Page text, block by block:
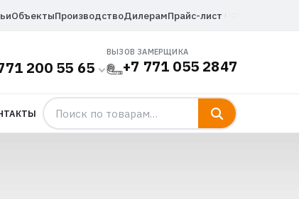
ОбъектыПроизводствоДилерамПрайс-лист
200 55 65
ВЫЗОВ ЗАМЕРЩИКА
+7 771 055 2847